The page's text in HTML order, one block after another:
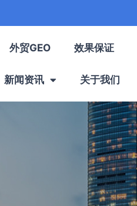
外贸GEO 效果保证
新闻资讯 关于我们